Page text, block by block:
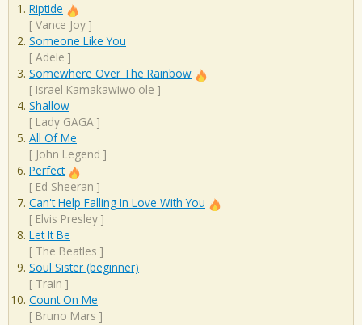
Riptide
[ Vance Joy ]
Someone Like You
[ Adele ]
Somewhere Over The Rainbow
[ Israel Kamakawiwo'ole ]
Shallow
[ Lady GAGA ]
All Of Me
[ John Legend ]
Perfect
[ Ed Sheeran ]
Can't Help Falling In Love With You
[ Elvis Presley ]
Let It Be
[ The Beatles ]
Soul Sister (beginner)
[ Train ]
Count On Me
[ Bruno Mars ]